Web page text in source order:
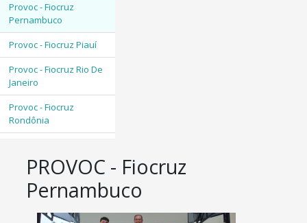
Provoc - Fiocruz
Pernambuco
Provoc - Fiocruz Piauí
Provoc - Fiocruz Rio De
Janeiro
Provoc - Fiocruz
Rondônia
PROVOC - Fiocruz
Pernambuco
imagem destaques